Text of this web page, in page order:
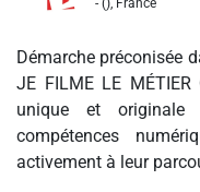
- (), France
Démarche préconisée
JE FILME LE
unique et originale
compétences
activement à leur